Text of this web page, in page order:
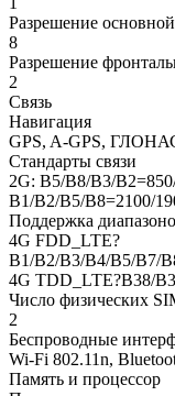
Разрешение
8
Разрешение
2
Связь
Навигация
GPS, A-GPS,
Стандарты связи
2G: B5/B8/B3/
B1/B2/B5/B8=2100/
Поддержка
4G FDD_LTE?
B1/B2/B3/B4/B5/B7/
4G TDD_LTE?B38/
Число физических
2
Беспроводные
Wi-Fi 802.11n,
Память и процессор